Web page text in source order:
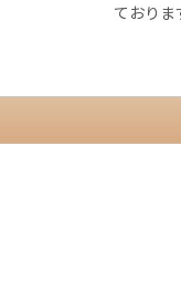
ておりま